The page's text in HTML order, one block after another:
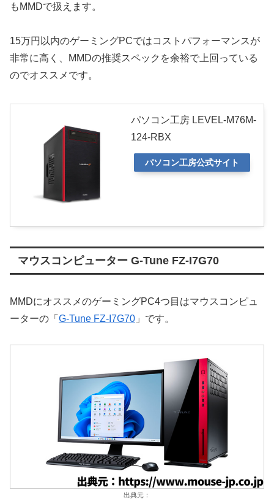
もMMDで扱えます。
15万円以内のゲーミングPCではコストパフォーマンスが
非常に高く、MMDの推奨スペックを余裕で上回っている
のでオススメです。
パソコン工房 LEVEL-M76M-
124-RBX
パソコン工房公式サイト
マウスコンピューター G-Tune FZ-I7G70
MMDにオススメのゲーミングPC4つ目はマウスコンピュ
ーターの「 G-Tune FZ-I7G70 」です。
出典元：